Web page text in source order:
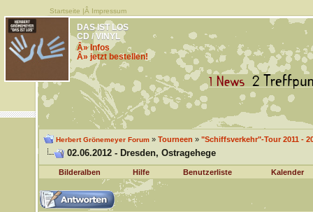
Startseite |Â Impressum
DAS IST LOS
CD / VINYL
Â» Infos
Â» jetzt bestellen!
Herbert Grönemeyer Forum» Tourneen » "Schiffsverkehr"-Tour 2011 -
02.06.2012 - Dresden, Ostragehege
Bilderalben Hilfe Benutzerliste Kalender